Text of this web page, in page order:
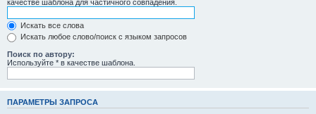
качестве шаблона для частичного совпадения.
Искать все слова
Искать любое слово/поиск с языком запросов
Поиск по автору:
Используйте * в качестве шаблона.
ПАРАМЕТРЫ ЗАПРОСА